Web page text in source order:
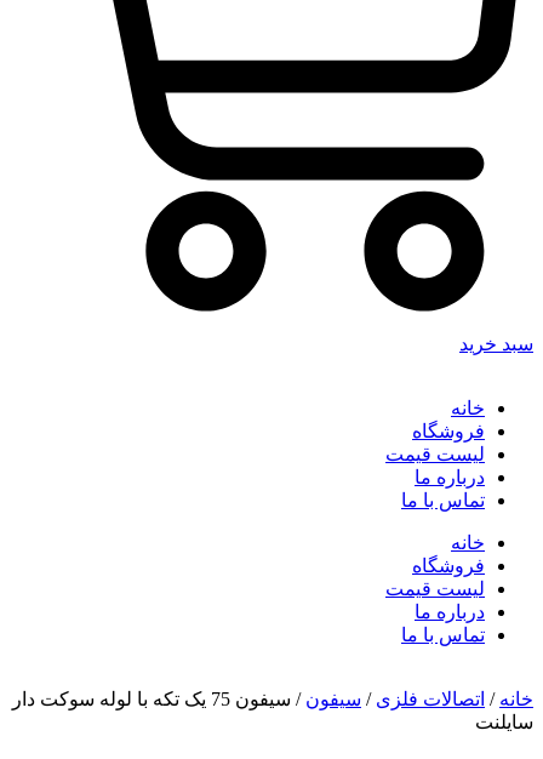
سبد خرید
خانه
فروشگاه
لیست قیمت
درباره ما
تماس با ما
خانه
فروشگاه
لیست قیمت
درباره ما
تماس با ما
خانه / اتصالات فلزی / سیفون
/ سیفون 75 یک تکه با لوله سوکت دار
سایلنت